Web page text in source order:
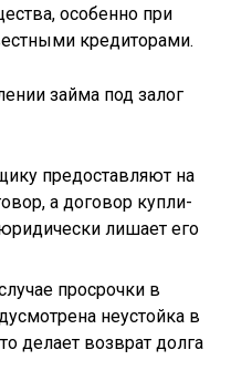
особенно при
кредиторами.
займа под залог
предоставляют на
а договор купли-
лишает его
просрочки в
неустойка в
делает возврат долга